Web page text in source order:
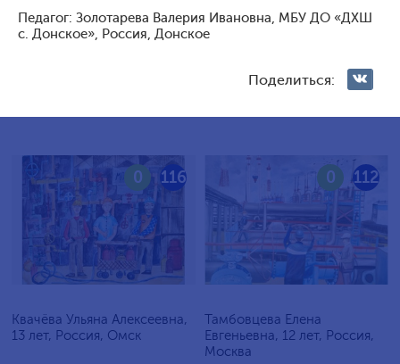
Педагог: Золотарева Валерия Ивановна, МБУ ДО «ДХШ
с. Донское», Россия, Донское
Поделиться:
Мушенок Анжелина
Громова Оксана Витальевна,
116
0
Квачёва Ульяна Алексеевна,
13 лет, Россия, Омск
112
0
Тамбовцева Елена
Евгеньевна, 12 лет, Россия,
Москва